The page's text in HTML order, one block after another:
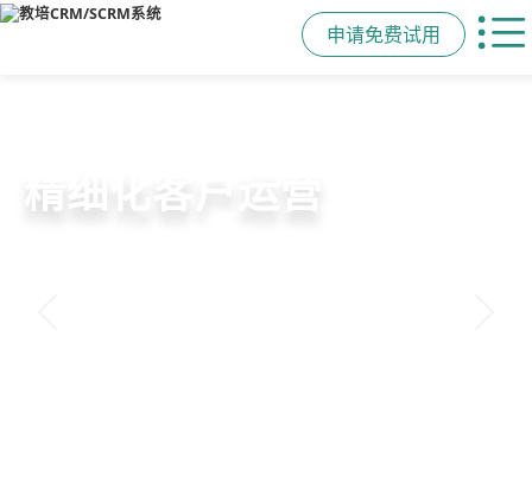
申请免费试用
以学员为中心，打通从引流、转化、
智能销售漏斗
精细化客户运营
私域招生与裂变